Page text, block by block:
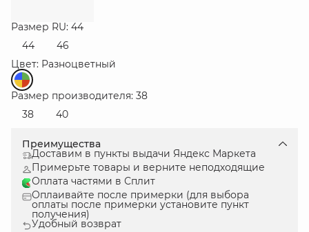
Размер RU: 44
44
46
Цвет: Разноцветный
Размер производителя: 38
38
40
Преимущества
Доставим в пункты выдачи Яндекс Маркета
Примерьте товары и верните неподходящие
Оплата частями в Сплит
Оплаивайте после примерки (для выбора
оплаты после примерки установите пункт
получения)
Удобный возврат